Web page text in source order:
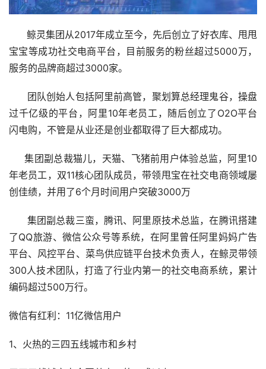
鲸灵集团从2017年成立至今，先后创立了好衣库、甩甩
宝宝等成功社交电商平台，目前服务的粉丝超过5000万，
服务的品牌商超过3000家。
团队创始人包括阿里前高管，聚划算总经理鬼谷，操盘
过千亿级的平台，阿里10年老员工，随后创立了O2O平台
闪电购，不管是从业还是创业都取得了巨大都成功。
集团副总裁猫儿，天猫、飞猪前用户体验总监，阿里10
年老员工，双11核心团队成员，带领甩宝在社交电商领域屡
创佳绩，并用了6个月时间用户突破3000万
集团副总裁三蛮，腾讯、阿里原技术总监，在腾讯搭建
了QQ旅游、微信公众号等系统，在阿里曾任阿里妈妈广告
平台、风控平台、菜鸟供应链平台技术负责人，在鲸灵带领
300人技术团队，打造了行业内第一的社交电商系统，累计
编码超过500万行。
微信有红利：11亿微信用户
1、火热的三四五线城市和乡村